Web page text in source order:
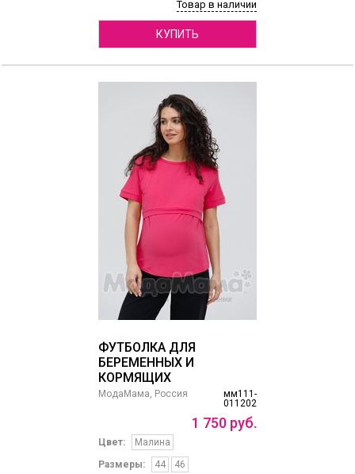
Товар в наличии
КУПИТЬ
ФУТБОЛКА ДЛЯ
БЕРЕМЕННЫХ И
КОРМЯЩИХ
мм111-
011202
МодаМама, Россия
1 750 руб.
Цвет:
Малина
Размеры:
44 46